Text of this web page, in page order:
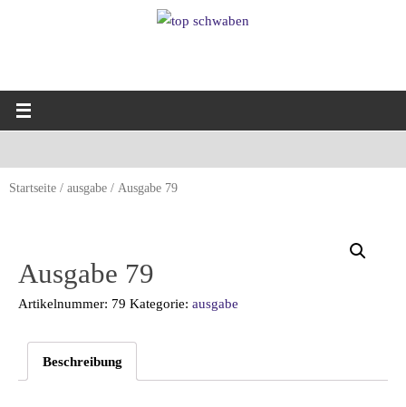
Startseite / ausgabe / Ausgabe 79
Ausgabe 79
Artikelnummer: 79 Kategorie: ausgabe
Beschreibung